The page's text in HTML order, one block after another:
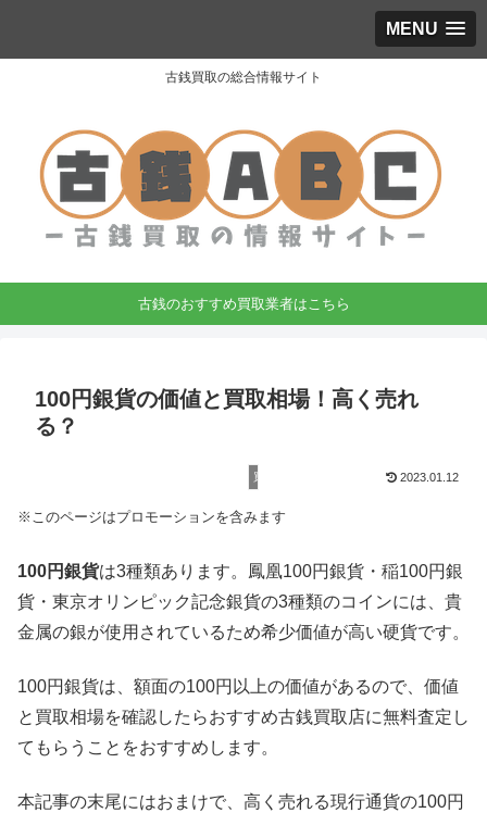
MENU
古銭買取の総合情報サイト
古銭のおすすめ買取業者はこちら
100円銀貨の価値と買取相場！高く売れ
る？
買取相場 2023.01.12
※このページはプロモーションを含みます
100円銀貨は3種類あります。鳳凰100円銀貨・稲100円銀
貨・東京オリンピック記念銀貨の3種類のコインには、貴
金属の銀が使用されているため希少価値が高い硬貨です。
100円銀貨は、額面の100円以上の価値があるので、価値
と買取相場を確認したらおすすめ古銭買取店に無料査定し
てもらうことをおすすめします。
本記事の末尾にはおまけで、高く売れる現行通貨の100円